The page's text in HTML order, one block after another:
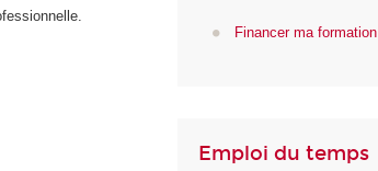
Financer ma formation
Emploi du temps